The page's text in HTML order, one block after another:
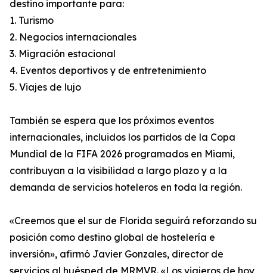
destino importante para:
1. Turismo
2. Negocios internacionales
3. Migración estacional
4. Eventos deportivos y de entretenimiento
5. Viajes de lujo
También se espera que los próximos eventos
internacionales, incluidos los partidos de la Copa
Mundial de la FIFA 2026 programados en Miami,
contribuyan a la visibilidad a largo plazo y a la
demanda de servicios hoteleros en toda la región.
«Creemos que el sur de Florida seguirá reforzando su
posición como destino global de hostelería e
inversión», afirmó Javier Gonzales, director de